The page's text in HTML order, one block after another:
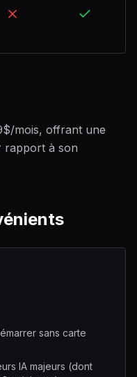
mois, offrant une
rapport à son
sans carte
IA majeurs (dont